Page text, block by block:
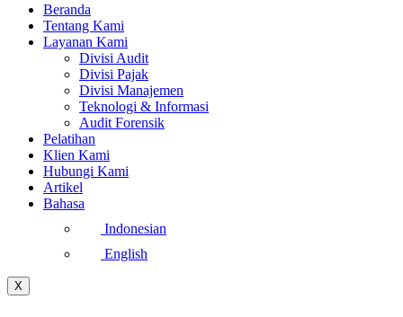
Beranda
Tentang Kami
Layanan Kami
Divisi Audit
Divisi Pajak
Divisi Manajemen
Teknologi & Informasi
Audit Forensik
Pelatihan
Klien Kami
Hubungi Kami
Artikel
Bahasa
Indonesian
English
X